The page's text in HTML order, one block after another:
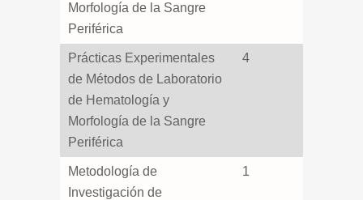
Morfología de la Sangre
Periférica
Prácticas Experimentales
de Métodos de Laboratorio
de Hematología y
Morfología de la Sangre
Periférica
4
Metodología de
Investigación de
1